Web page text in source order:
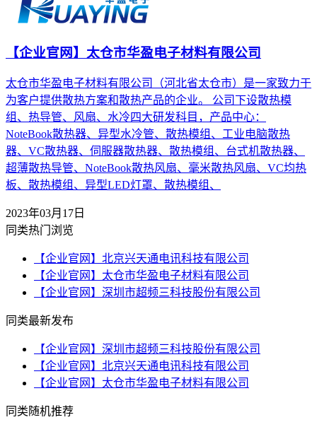
【企业官网】太仓市华盈电子材料有限公司
太仓市华盈电子材料有限公司（河北省太仓市）是一家致力于
为客户提供散热方案和散热产品的企业。 公司下设散热模
组、热导管、风扇、水冷四大研发科目，产品中心：
NoteBook散热器、异型水冷管、散热模组、工业电脑散热
器、VC散热器、伺服器散热器、散热模组、台式机散热器、
超薄散热导管、NoteBook散热风扇、毫米散热风扇、VC均热
板、散热模组、异型LED灯罩、散热模组、
2023年03月17日
同类热门浏览
【企业官网】北京兴天通电讯科技有限公司
【企业官网】太仓市华盈电子材料有限公司
【企业官网】深圳市超频三科技股份有限公司
同类最新发布
【企业官网】深圳市超频三科技股份有限公司
【企业官网】北京兴天通电讯科技有限公司
【企业官网】太仓市华盈电子材料有限公司
同类随机推荐